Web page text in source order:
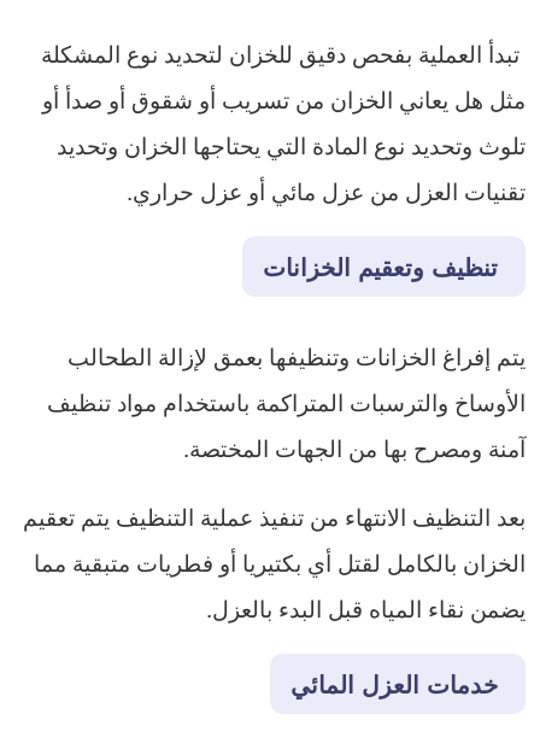
تبدأ العملية بفحص دقيق للخزان لتحديد نوع المشكلة
مثل هل يعاني الخزان من تسريب أو شقوق أو صدأ أو
تلوث وتحديد نوع المادة التي يحتاجها الخزان وتحديد
تقنيات العزل من عزل مائي أو عزل حراري.​
تنظيف وتعقيم الخزانات
يتم إفراغ الخزانات وتنظيفها بعمق لإزالة الطحالب
الأوساخ والترسبات المتراكمة باستخدام مواد تنظيف
آمنة ومصرح بها من الجهات المختصة.
​بعد التنظيف الانتهاء من تنفيذ عملية التنظيف يتم تعقيم
الخزان بالكامل لقتل أي بكتيريا أو فطريات متبقية مما
يضمن نقاء المياه قبل البدء بالعزل.
خدمات العزل المائي